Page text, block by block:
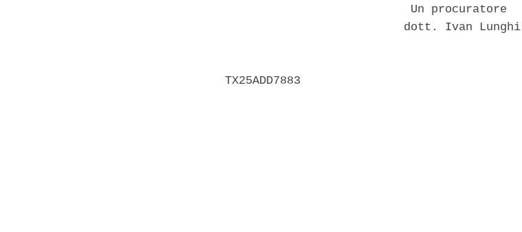
                           Un procuratore
                          dott. Ivan Lunghi